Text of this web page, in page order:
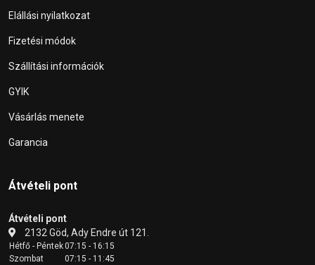
Elállási nyilatkozat
Fizetési módok
Szállítási információk
GYIK
Vásárlás menete
Garancia
Átvételi pont
Átvételi pont
2132 Göd, Ady Endre út 121.
Hétfő - Péntek07:15 - 16:15
Szombat
07:15 - 11:45